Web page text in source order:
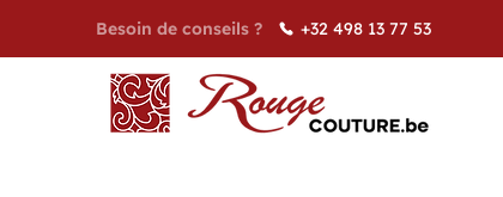
Besoin de conseils ? +32 498 13 77 53